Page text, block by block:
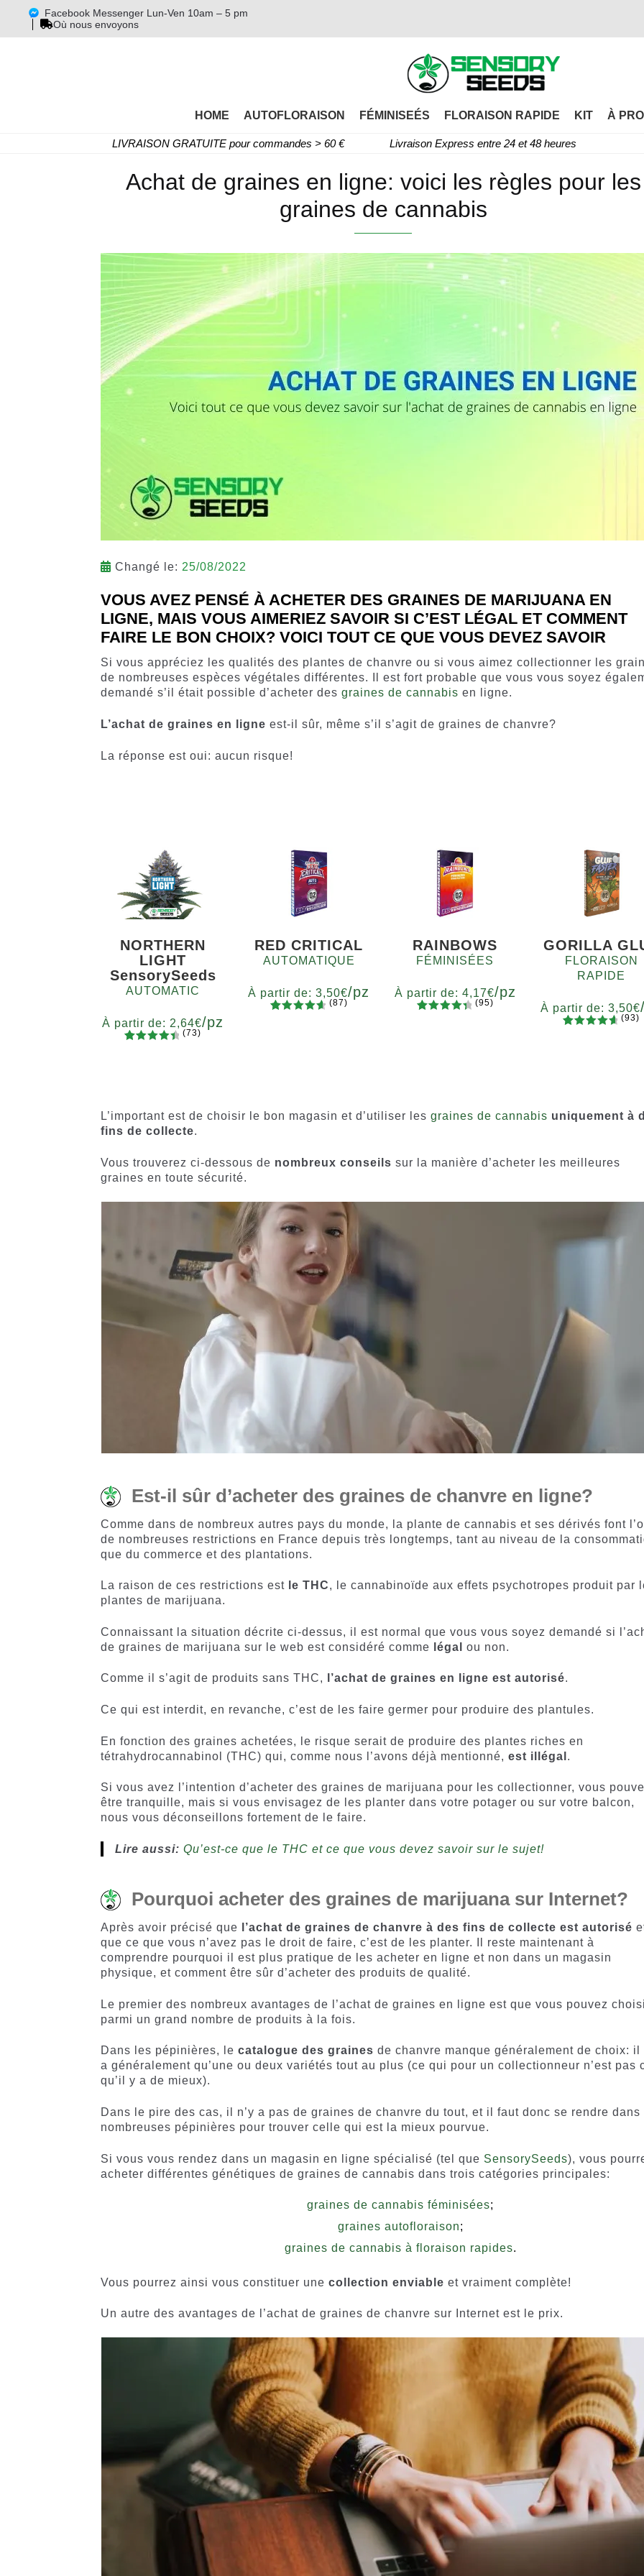
Facebook Messenger Lun-Ven 10am – 5 pm
Où nous envoyons
HOME AUTOFLORAISON FÉMINISEÉS FLORAISON RAPIDE KIT À
LIVRAISON GRATUITE pour commandes > 60 € Livraison Express entre 24 et 48 heures
Achat de graines en ligne: voici les règles pour les
graines de cannabis
Changé le: 25/08/2022
VOUS AVEZ PENSÉ À ACHETER DES GRAINES DE MARIJUANA EN
LIGNE, MAIS VOUS AIMERIEZ SAVOIR SI C’EST LÉGAL ET COMMENT
FAIRE LE BON CHOIX? VOICI TOUT CE QUE VOUS DEVEZ SAVOIR
Si vous appréciez les qualités des plantes de chanvre ou si vous aimez collectionner les
de nombreuses espèces végétales différentes. Il est fort probable que vous vous soyez
demandé s’il était possible d’acheter desgraines de cannabis en ligne.
L’achat de graines en ligne est-il sûr, même s’il s’agit de graines de chanvre?
La réponse est oui: aucun risque!
NORTHERN
LIGHT
SensorySeeds
AUTOMATIC
À partir de: 2,64€/pz
notations
client
(73)
RED CRITICAL
AUTOMATIQUE
À partir de:3,50€/pz
(87)
RAINBOWS
FÉMINISÉES
À partir de: 4,17€/pz
(95)
GORILLA
FLORAISON
RAPIDE
À partir de: 3,50€
(93)
L’important est de choisir le bon magasin et d’utiliser lesgraines de cannabis uniquement à
fins de collecte.
Vous trouverez ci-dessous de nombreux conseils sur la manière d’acheter les meilleures
graines en toute sécurité.
Est-il sûr d’acheter des graines de chanvre en ligne?
Comme dans de nombreux autres pays du monde, la plante de cannabis et ses dérivés font
de nombreuses restrictions en France depuis très longtemps, tant au niveau de la
que du commerce et des plantations.
La raison de ces restrictions est le THC, le cannabinoïde aux effets psychotropes produit par
plantes de marijuana.
Connaissant la situation décrite ci-dessus, il est normal que vous vous soyez demandé si
de graines de marijuana sur le web est considéré comme
légal ou non.
Comme il s’agit de produits sans THC, l’achat de graines en ligne est autorisé.
Ce qui est interdit, en revanche, c’est de les faire germer pour produire des plantules.
En fonction des graines achetées, le risque serait de produire des plantes riches en
tétrahydrocannabinol (THC) qui, comme nous l’avons déjà mentionné,est illégal .
Si vous avez l’intention d’acheter des graines de marijuana pour les collectionner, vous
être tranquille, mais si vous envisagez de les planter dans votre potager ou sur votre balcon,
nous vous déconseillons fortement de le faire.
Lire aussi:Qu’est-ce que le THC et ce que vous devez savoir sur le sujet!
Pourquoi acheter des graines de marijuana sur Internet?
Après avoir précisé que l’achat de graines de chanvre à des fins de collecte est autorisé
que ce que vous n’avez pas le droit de faire, c’est de les planter. Il reste maintenant à
comprendre pourquoi il est plus pratique de les acheter en ligne et non dans un magasin
physique, et comment être sûr d’acheter des produits de qualité.
Le premier des nombreux avantages de l’achat de graines en ligne est que vous pouvez
parmi un grand nombre de produits à la fois.
Dans les pépinières, lecatalogue des graines de chanvre manque généralement de choix: il
a généralement qu’une ou deux variétés tout au plus (ce qui pour un collectionneur n’est pas
qu’il y a de mieux).
Dans le pire des cas, il n’y a pas de graines de chanvre du tout, et il faut donc se rendre dans
nombreuses pépinières pour trouver celle qui est la mieux pourvue.
Si vous vous rendez dans un magasin en ligne spécialisé (tel que SensorySeeds), vous
acheter différentes génétiques de graines de cannabis dans trois catégories principales:
graines de cannabis féminisées;
graines autofloraison;
graines de cannabis à floraison rapides.
Vous pourrez ainsi vous constituer unecollection enviable et vraiment complète!
Un autre des avantages de l’achat de graines de chanvre sur Internet est le prix.